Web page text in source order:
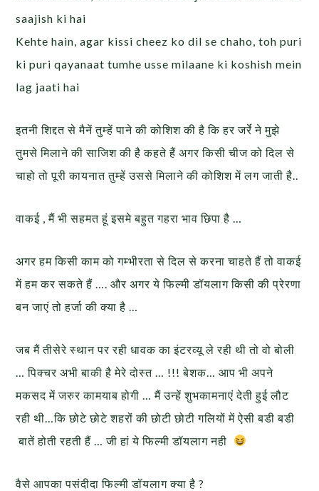
saajish ki hai
Kehte hain, agar kissi cheez ko dil se chaho, toh puri
ki puri qayanaat tumhe usse milaane ki koshish mein
lag jaati hai
इतनी शिद्दत से मैनें तुम्हें पाने की कोशिश की है कि हर जर्रे ने मुझे
तुमसे मिलाने की साजिश की है कहते हैं अगर किसी चीज को दिल से
चाहो तो पूरी कायनात तुम्हें उससे मिलाने की कोशिश में लग जाती है..
वाकई , मैं भी सहमत हूं इसमे बहुत गहरा भाव छिपा है …
अगर हम किसी काम को गम्भीरता से दिल से करना चाहते हैं तो वाकई
में हम कर सकते हैं …. और अगर ये फिल्मी डॉयलाग किसी की प्रेरणा
बन जाएं तो हर्जा की क्या है …
जब मैं तीसेरे स्थान पर रही धावक का इंटरव्यू ले रही थी तो वो बोली
… पिक्चर अभी बाकी है मेरे दोस्त … !!! बेशक… आप भी अपने
मकसद में जरुर कामयाब होगी … मैं उन्हें शुभकामनाएं देती हुई लौट
रही थी…कि छोटे छोटे शहरों की छोटी छोटी गलियों में ऐसी बडी बडी
बातें होती रहती हैं … जी हां ये फिल्मी डॉयलाग नही
वैसे आपका पसंदीदा फिल्मी डॉयलाग क्या है ?